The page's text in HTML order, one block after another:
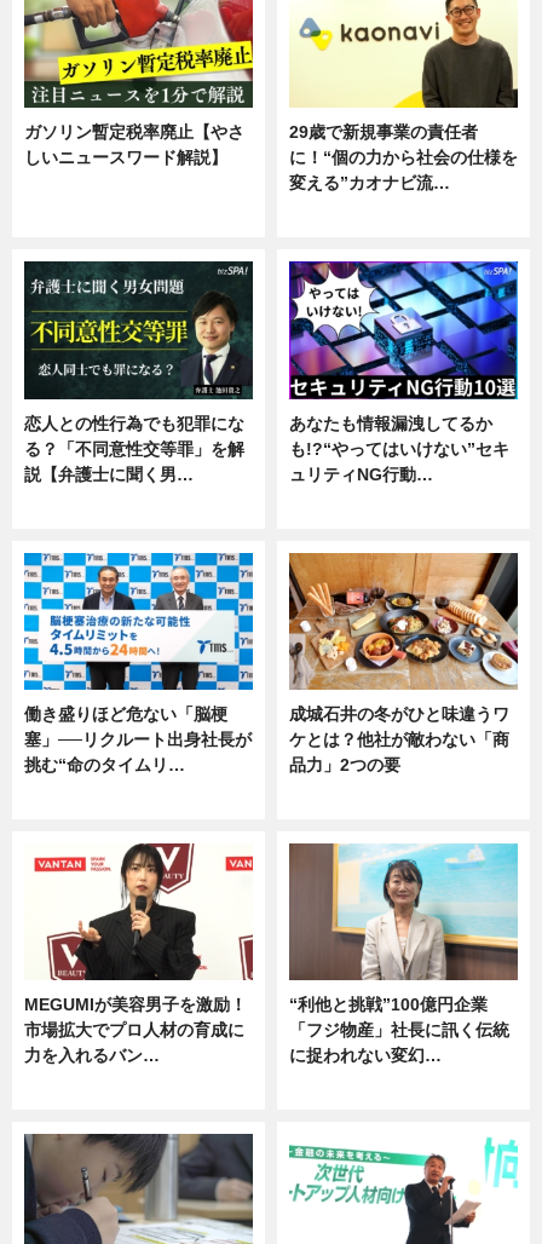
ガソリン暫定税率廃止【やさ
しいニュースワード解説】
29歳で新規事業の責任者
に！“個の力から社会の仕様を
変える”カオナビ流…
恋人との性行為でも犯罪にな
る？「不同意性交等罪」を解
説【弁護士に聞く男…
あなたも情報漏洩してるか
も!?“やってはいけない”セキ
ュリティNG行動…
働き盛りほど危ない「脳梗
塞」──リクルート出身社長が
挑む“命のタイムリ…
成城石井の冬がひと味違うワ
ケとは？他社が敵わない「商
品力」2つの要
MEGUMIが美容男子を激励！
市場拡大でプロ人材の育成に
力を入れるバン…
“利他と挑戦”100億円企業
「フジ物産」社長に訊く伝統
に捉われない変幻…